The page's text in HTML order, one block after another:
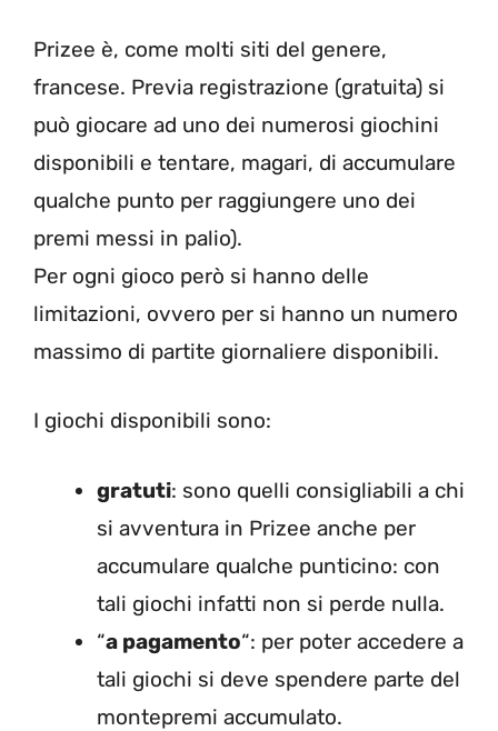
Prizee è, come molti siti del genere,
francese. Previa registrazione (gratuita) si
può giocare ad uno dei numerosi giochini
disponibili e tentare, magari, di accumulare
qualche punto per raggiungere uno dei
premi messi in palio).
Per ogni gioco però si hanno delle
limitazioni, ovvero per si hanno un numero
massimo di partite giornaliere disponibili.
I giochi disponibili sono:
gratuti: sono quelli consigliabili a chi
si avventura in Prizee anche per
accumulare qualche punticino: con
tali giochi infatti non si perde nulla.
“a pagamento“: per poter accedere a
tali giochi si deve spendere parte del
montepremi accumulato.